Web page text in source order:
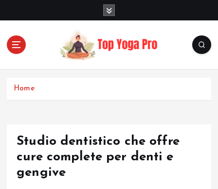
Elevating Your Practice, Enriching Your Well-being
Home
Studio dentistico che offre
cure complete per denti e
gengive